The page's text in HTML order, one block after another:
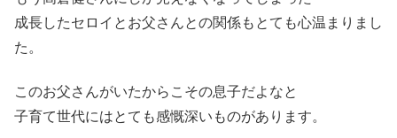
成長したセロイとお父さんとの関係もとても心温まりまし
た。
このお父さんがいたからこその息子だよなと
子育て世代にはとても感慨深いものがあります。